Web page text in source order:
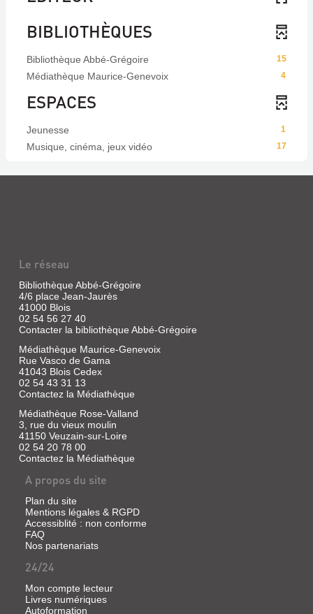
BIBLIOTHÈQUES
15
Bibliothèque Abbé-Grégoire
4
Médiathèque Maurice-Genevoix
ESPACES
1
Jeunesse
17
Musique, cinéma, jeux vidéo
Le réseau
Bibliothèque Abbé-Grégoire
4/6 place Jean-Jaurès
41000 Blois
02 54 56 27 40
Contacter la bibliothèque Abbé-Grégoire
Médiathèque Maurice-Genevoix
Rue Vasco de Gama
41043 Blois Cedex
02 54 43 31 13
Contactez la Médiathèque
Médiathèque Rose-Valland
3, rue du vieux moulin
41150 Veuzain-sur-Loire
02 54 20 78 00
Contactez la Médiathèque
A propos du site
Plan du site
Mentions légales & RGPD
Accessiblité : non conforme
FAQ
Nos partenariats
24/24
Mon compte lecteur
Livres numériques
Autoformation